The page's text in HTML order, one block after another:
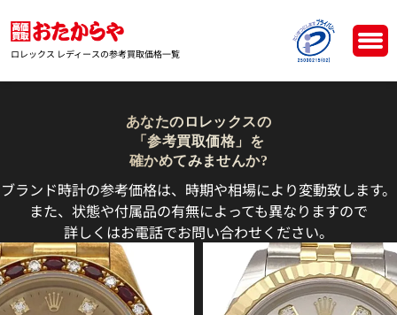
ロレックス レディースの参考買取価格一覧
あなたのロレックスの
「参考買取価格」を
確かめてみませんか?
ブランド時計の参考価格は、時期や相場により変動致します。
また、状態や付属品の有無によっても異なりますので
詳しくはお電話でお問い合わせください。